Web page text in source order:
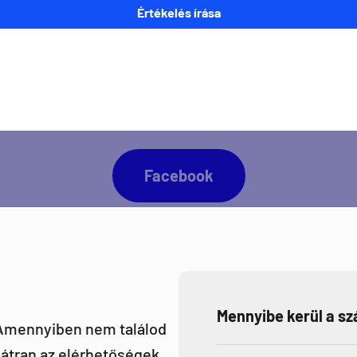
Értékelés írása
kész lennél minden Direct Darts aktivitással
Facebook
nem találod
Mennyibe kerül a